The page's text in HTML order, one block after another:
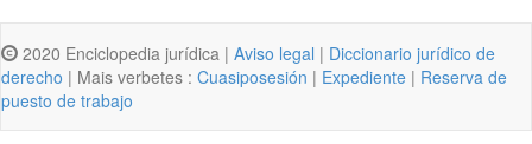
2020 Enciclopedia jurídica | Aviso legal | Diccionario jurídico de
derecho | Mais verbetes : Cuasiposesión | Expediente | Reserva de
puesto de trabajo